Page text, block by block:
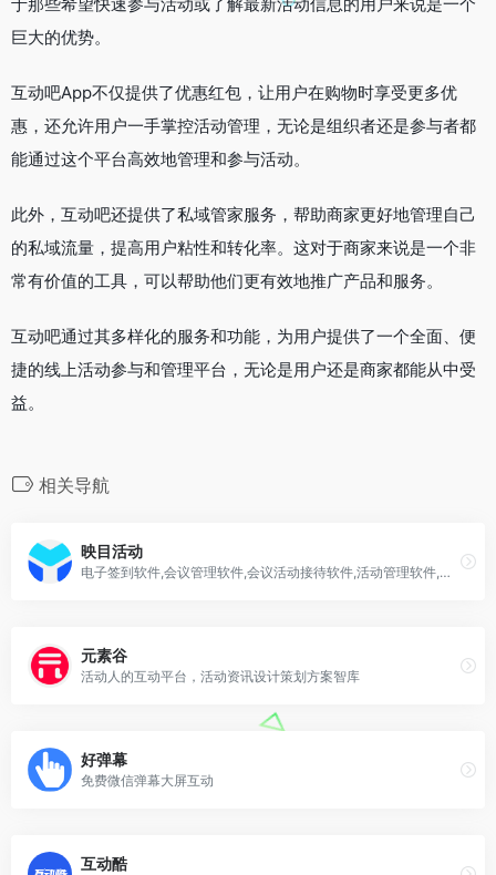
巨大的优势。
互动吧App不仅提供了优惠红包，让用户在购物时享受更多优
惠，还允许用户一手掌控活动管理，无论是组织者还是参与者都
能通过这个平台高效地管理和参与活动。
此外，互动吧还提供了私域管家服务，帮助商家更好地管理自己
的私域流量，提高用户粘性和转化率。这对于商家来说是一个非
常有价值的工具，可以帮助他们更有效地推广产品和服务。
互动吧通过其多样化的服务和功能，为用户提供了一个全面、便
捷的线上活动参与和管理平台，无论是用户还是商家都能从中受
益。
相关导航
映目活动
电子签到软件,会议管理软件,会议活动接待软件,活动管理软件,一站式数字会务管理平台
元素谷
活动人的互动平台，活动资讯设计策划方案智库
好弹幕
免费微信弹幕大屏互动
互动酷